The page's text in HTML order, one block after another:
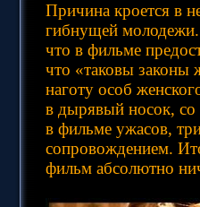
Причина кроется в
гибнущей молодежи.
что в фильме
что «таковы
наготу особ
в дырявый носок, со
в фильме ужасов,
сопровождением.
фильм абсолютно